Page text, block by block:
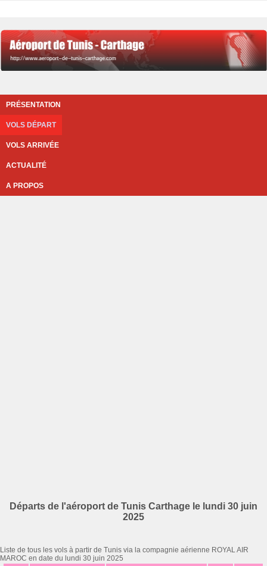
PRÉSENTATION
VOLS DÉPART
VOLS ARRIVÉE
ACTUALITÉ
A PROPOS
Départs de l'aéroport de Tunis Carthage le lundi 30 juin
2025
Liste de tous les vols à partir de Tunis via la compagnie aérienne ROYAL AIR
MAROC en date du lundi 30 juin 2025